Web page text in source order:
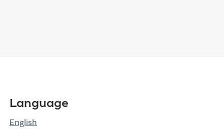
Language
English